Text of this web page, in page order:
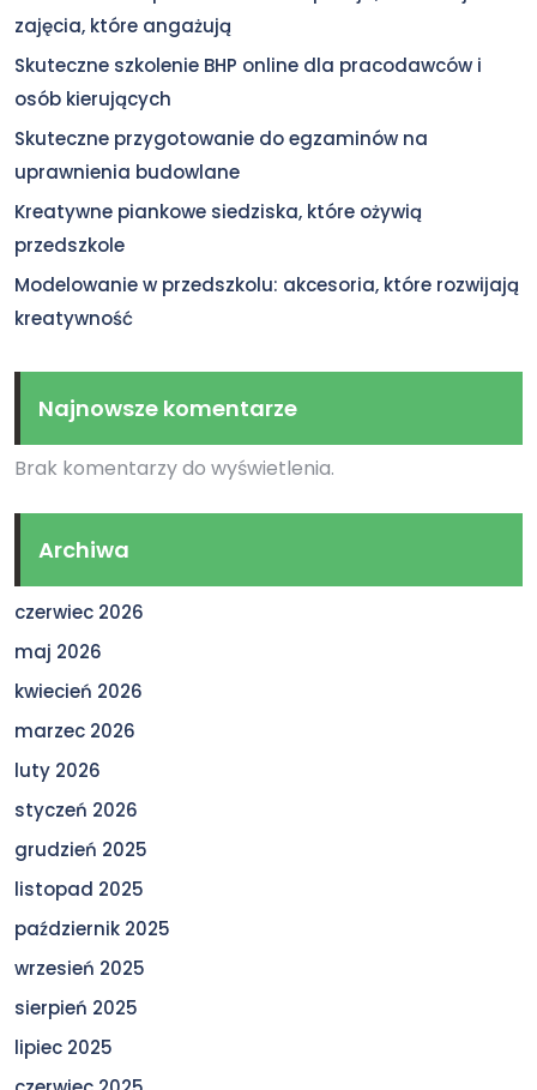
zajęcia, które angażują
Skuteczne szkolenie BHP online dla pracodawców i
osób kierujących
Skuteczne przygotowanie do egzaminów na
uprawnienia budowlane
Kreatywne piankowe siedziska, które ożywią
przedszkole
Modelowanie w przedszkolu: akcesoria, które rozwijają
kreatywność
Najnowsze komentarze
Brak komentarzy do wyświetlenia.
Archiwa
czerwiec 2026
maj 2026
kwiecień 2026
marzec 2026
luty 2026
styczeń 2026
grudzień 2025
listopad 2025
październik 2025
wrzesień 2025
sierpień 2025
lipiec 2025